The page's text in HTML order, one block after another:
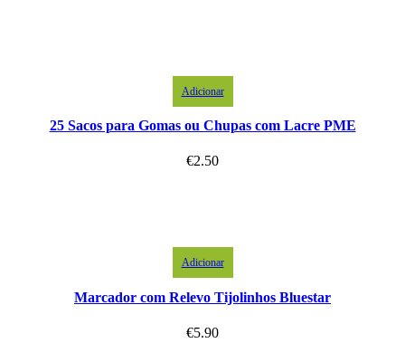
Adicionar
25 Sacos para Gomas ou Chupas com Lacre PME
€2.50
Adicionar
Marcador com Relevo Tijolinhos Bluestar
€5.90